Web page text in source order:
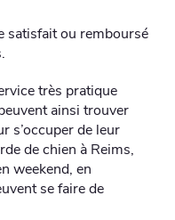
satisfait ou remboursé
très pratique
ainsi trouver
s’occuper de leur
de chien à Reims,
weekend, en
se faire de